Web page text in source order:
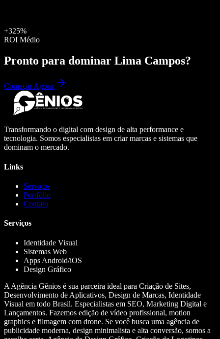
+325%
ROI Médio
Pronto para dominar Lima Campos?
Começar Agora
Transformando o digital com design de alta performance e
tecnologia. Somos especialistas em criar marcas e sistemas que
dominam o mercado.
Links
Serviços
Portfólio
Contato
Serviços
Identidade Visual
Sistemas Web
Apps Android/iOS
Design Gráfico
A Agência Gênios é sua parceira ideal para Criação de Sites,
Desenvolvimento de Aplicativos, Design de Marcas, Identidade
Visual em todo Brasil. Especialistas em SEO, Marketing Digital e
Lançamentos. Fazemos edição de vídeo profissional, motion
graphics e filmagem com drone. Se você busca uma agência de
publicidade moderna, design minimalista e alta conversão, somos a